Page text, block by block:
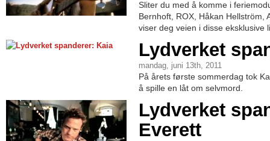
Sliter du med å komme i
Bernhoft, ROX, Håkan Hellström,
viser deg veien i disse eksklusive
Lydverket
mandag, juni 13th, 2011
På årets første sommerdag tok
å spille en låt om selvmord.
Lydverket
Everett